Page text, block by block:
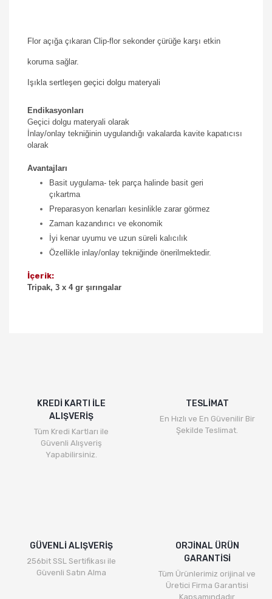
Flor açığa çıkaran Clip-flor sekonder çürüğe karşı etkin
koruma sağlar.
Işıkla sertleşen geçici dolgu materyali
Endikasyonları
Geçici dolgu materyali olarak
İnlay/onlay tekniğinin uygulandığı vakalarda kavite kapatıcısı
olarak
Avantajları
Basit uygulama- tek parça halinde basit geri
çıkartma
Preparasyon kenarları kesinlikle zarar görmez
Zaman kazandırıcı ve ekonomik
İyi kenar uyumu ve uzun süreli kalıcılık
Özellikle inlay/onlay tekniğinde önerilmektedir.
İçerik:
Tripak, 3 x 4 gr şırıngalar
KREDİ KARTI İLE
ALIŞVERİŞ
Tüm Kredi Kartları ile
Güvenli Alışveriş
Yapabilirsiniz.
TESLİMAT
En Hızlı ve En Güvenilir Bir
Şekilde Teslimat.
GÜVENLİ ALIŞVERİŞ
256bit SSL Sertifikası ile
Güvenli Satın Alma
ORJİNAL ÜRÜN
GARANTİSİ
Tüm Ürünlerimiz orijinal ve
Üretici Firma Garantisi
Kapsamındadır